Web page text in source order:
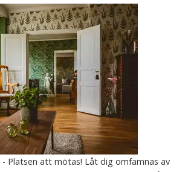
- Platsen att mötas! Låt dig omfamnas av